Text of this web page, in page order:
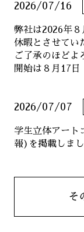
2026/07/16
弊社は2026年
休暇とさせてい
ご了承のほどよ
開始は８月17日
2026/07/07
学生立体アー
報)を掲載しま
そ